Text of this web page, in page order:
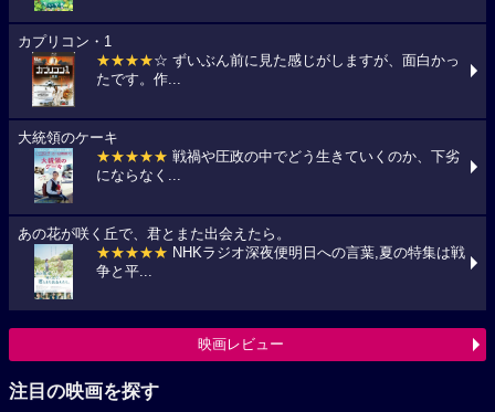
カプリコン・1
★★★★☆ ずいぶん前に見た感じがしますが、面白かっ
たです。作...
大統領のケーキ
★★★★★ 戦禍や圧政の中でどう生きていくのか、下劣
にならなく...
あの花が咲く丘で、君とまた出会えたら。
★★★★★ NHKラジオ深夜便明日への言葉,夏の特集は戦
争と平...
映画レビュー
注目の映画を探す